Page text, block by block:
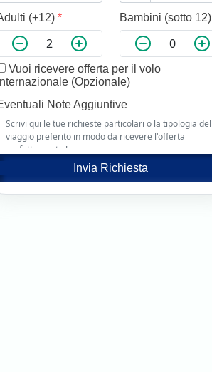
(+12) * Bambini (sotto 12)
Vuoi ricevere offerta per il volo
(Opzionale)
Note Aggiuntive
Invia Richiesta